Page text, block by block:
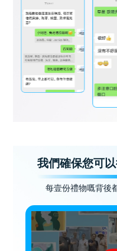
我們確保您可
每壹份禮物嘅背後